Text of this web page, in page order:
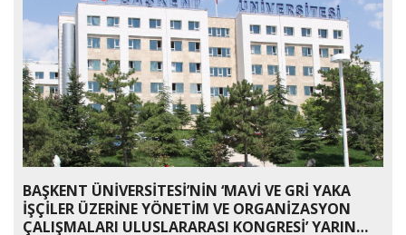
BAŞKENT ÜNİVERSİTESİ’NİN ‘MAVİ VE GRİ YAKA
İŞÇİLER ÜZERİNE YÖNETİM VE ORGANİZASYON
ÇALIŞMALARI ULUSLARARASI KONGRESİ’ YARIN